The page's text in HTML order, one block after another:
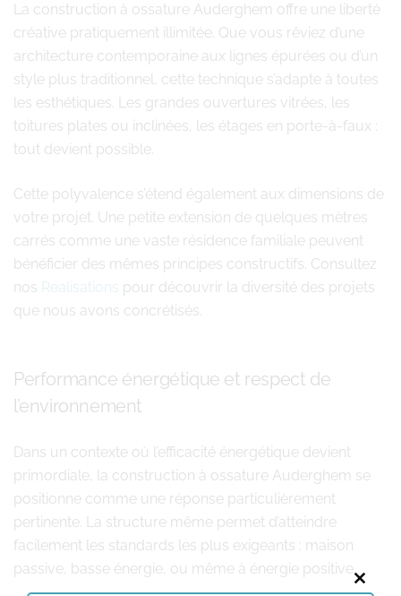
La construction à ossature Auderghem offre une liberté
créative pratiquement illimitée. Que vous rêviez d’une
architecture contemporaine aux lignes épurées ou d’un
style plus traditionnel, cette technique s’adapte à toutes
les esthétiques. Les grandes ouvertures vitrées, les
toitures plates ou inclinées, les étages en porte-à-faux :
tout devient possible.
Cette polyvalence s’étend également aux dimensions de
votre projet. Une petite extension de quelques mètres
carrés comme une vaste résidence familiale peuvent
bénéficier des mêmes principes constructifs. Consultez
nos Realisations pour découvrir la diversité des projets
que nous avons concrétisés.
Performance énergétique et respect de
l’environnement
Dans un contexte où l’efficacité énergétique devient
primordiale, la construction à ossature Auderghem se
positionne comme une réponse particulièrement
pertinente. La structure même permet d’atteindre
facilement les standards les plus exigeants : maison
passive, basse énergie, ou même à énergie positive.